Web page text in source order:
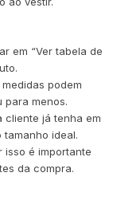
em “Ver tabela de
podem
para menos.
cliente já tenha em
ideal.
isso é importante
da compra.